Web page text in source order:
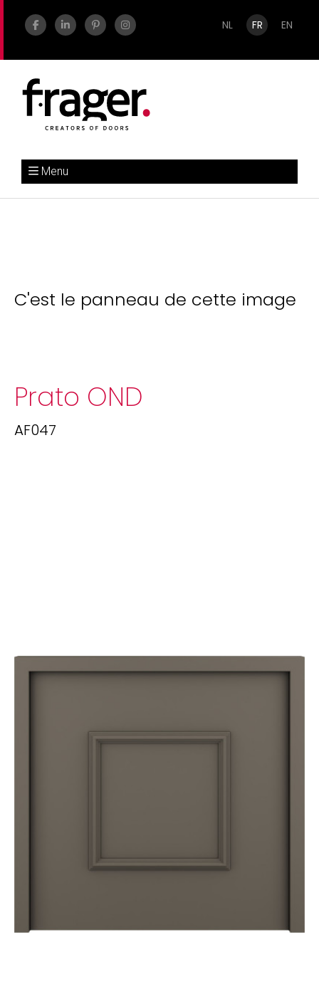
NL FR EN
Menu
C'est le panneau de cette image
Prato OND
AF047